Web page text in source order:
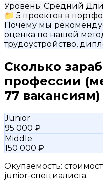
Уровень: Средний
📁 5 проектов в
Почему мы
оценка по нашей
трудоустройство,
Сколько
профессии
77 вакансиям)
Junior
95 000 ₽
Middle
150 000 ₽
Окупаемость:
junior-специалиста.